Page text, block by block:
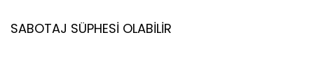
SABOTAJ SÜPHESİ OLABİLİR